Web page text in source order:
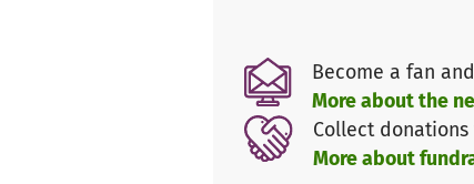
coordinadora hay
desafortunadamente esto
Ayúdenos a recaudar
Estamos muy agradecidos
Become a fan
More about the
Collect
More about